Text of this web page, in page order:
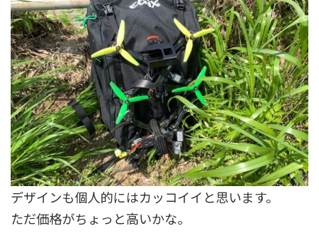
デザインも個人的にはカッコイイと思います。
ただ価格がちょっと高いかな。